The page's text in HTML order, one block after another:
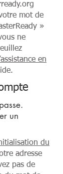
mot de
»
ne
en
un
du
adresse
pas de